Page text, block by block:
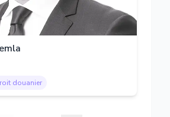
douanier